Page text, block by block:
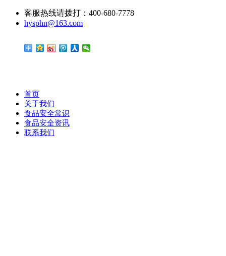
客服热线请拨打：400-680-7778
hysphn@163.com
首页
关于我们
食品安全常识
食品安全资讯
联系我们